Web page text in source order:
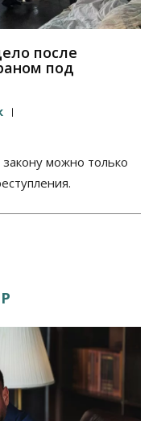
после
под
можно только